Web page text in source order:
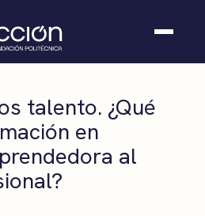
Somos fundación
Casos de éxito
Hackathones
El club
talento. ¿Qué
en
al